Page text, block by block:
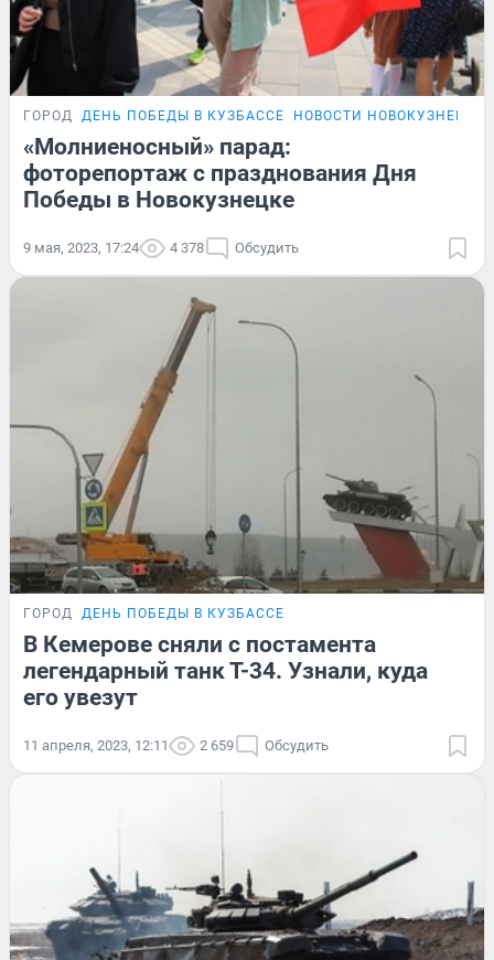
ГОРОД ДЕНЬ ПОБЕДЫ В КУЗБАССЕ НОВОСТИ НОВОКУЗНЕЦКА
«Молниеносный» парад:
фоторепортаж с празднования Дня
Победы в Новокузнецке
9 мая, 2023, 17:24 4 378 Обсудить
ГОРОД ДЕНЬ ПОБЕДЫ В КУЗБАССЕ
В Кемерове сняли с постамента
легендарный танк Т-34. Узнали, куда
его увезут
11 апреля, 2023, 12:11 2 659 Обсудить